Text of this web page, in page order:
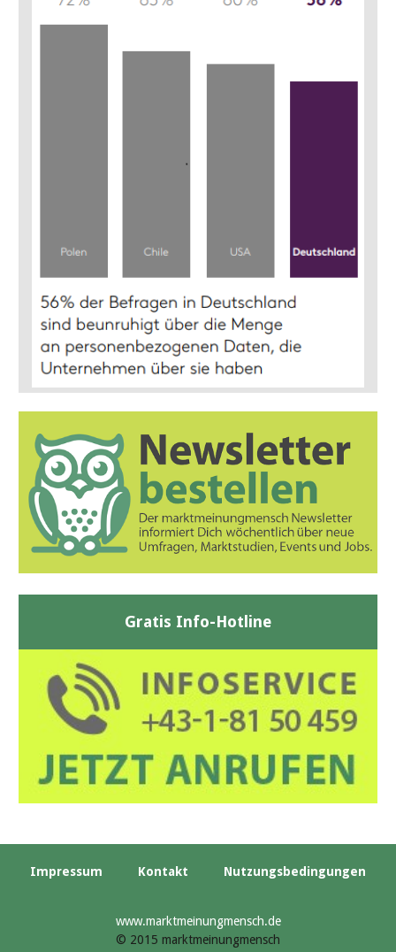
Gratis Info-Hotline
Impressum Kontakt Nutzungsbedingungen
www.marktmeinungmensch.de
© 2015 marktmeinungmensch